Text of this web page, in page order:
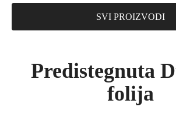
SVI PROIZVODI
Predistegnuta
folija